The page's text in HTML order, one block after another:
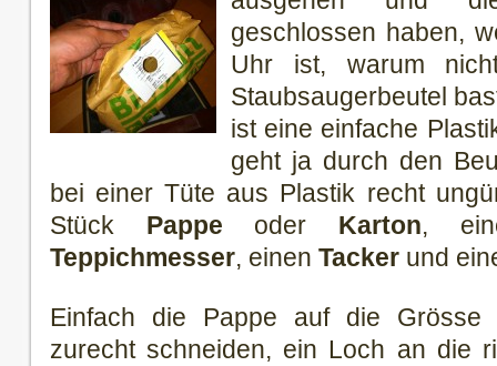
geschlossen haben,
Uhr ist, warum
Staubsaugerbeutel
ist eine einfache
geht ja durch den
bei einer Tüte aus Plastik recht
Stück Pappe oder Karton,
Teppichmesser, einen Tacker und
Einfach die Pappe auf die Grösse
zurecht schneiden, ein Loch an die